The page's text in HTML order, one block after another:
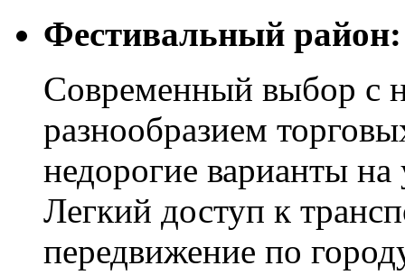
Фестивальный район:
Современный выбор с
разнообразием
недорогие варианты
Легкий доступ к
передвижение по